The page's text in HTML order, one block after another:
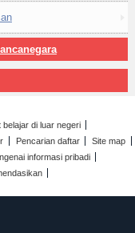
belajar di luar negeri
Pencarian daftar
Site map
informasi pribadi